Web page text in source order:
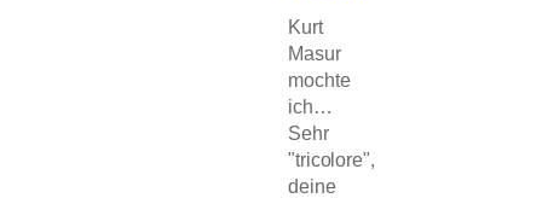
Kurt
Masur
mochte
ich…
Sehr
"tricolore",
deine